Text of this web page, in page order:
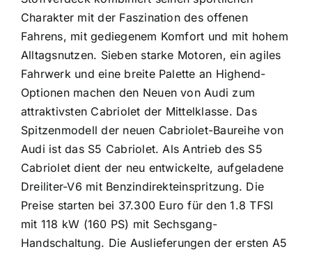
Charakter mit der Faszination des offenen
Fahrens, mit gediegenem Komfort und mit hohem
Alltagsnutzen. Sieben starke Motoren, ein agiles
Fahrwerk und eine breite Palette an Highend-
Optionen machen den Neuen von Audi zum
attraktivsten Cabriolet der Mittelklasse. Das
Spitzenmodell der neuen Cabriolet-Baureihe von
Audi ist das S5 Cabriolet. Als Antrieb des S5
Cabriolet dient der neu entwickelte, aufgeladene
Dreiliter-V6 mit Benzindirekteinspritzung. Die
Preise starten bei 37.300 Euro für den 1.8 TFSI
mit 118 kW (160 PS) mit Sechsgang-
Handschaltung. Die Auslieferungen der ersten A5